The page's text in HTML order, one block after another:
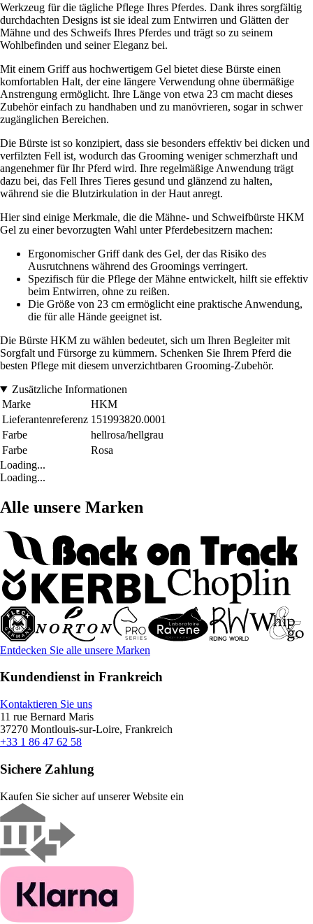
Werkzeug für die tägliche Pflege Ihres Pferdes. Dank ihres sorgfältig
durchdachten Designs ist sie ideal zum Entwirren und Glätten der
Mähne und des Schweifs Ihres Pferdes und trägt so zu seinem
Wohlbefinden und seiner Eleganz bei.
Mit einem Griff aus hochwertigem Gel bietet diese Bürste einen
komfortablen Halt, der eine längere Verwendung ohne übermäßige
Anstrengung ermöglicht. Ihre Länge von etwa 23 cm macht dieses
Zubehör einfach zu handhaben und zu manövrieren, sogar in schwer
zugänglichen Bereichen.
Die Bürste ist so konzipiert, dass sie besonders effektiv bei dicken und
verfilzten Fell ist, wodurch das Grooming weniger schmerzhaft und
angenehmer für Ihr Pferd wird. Ihre regelmäßige Anwendung trägt
dazu bei, das Fell Ihres Tieres gesund und glänzend zu halten,
während sie die Blutzirkulation in der Haut anregt.
Hier sind einige Merkmale, die die Mähne- und Schweifbürste HKM
Gel zu einer bevorzugten Wahl unter Pferdebesitzern machen:
Ergonomischer Griff dank des Gel, der das Risiko des
Ausrutchnens während des Groomings verringert.
Spezifisch für die Pflege der Mähne entwickelt, hilft sie effektiv
beim Entwirren, ohne zu reißen.
Die Größe von 23 cm ermöglicht eine praktische Anwendung,
die für alle Hände geeignet ist.
Die Bürste HKM zu wählen bedeutet, sich um Ihren Begleiter mit
Sorgfalt und Fürsorge zu kümmern. Schenken Sie Ihrem Pferd die
besten Pflege mit diesem unverzichtbaren Grooming-Zubehör.
Zusätzliche Informationen
Marke
HKM
Lieferantenreferenz 151993820.0001
Farbe
hellrosa/hellgrau
Farbe
Rosa
Loading...
Loading...
Alle unsere Marken
Entdecken Sie alle unsere Marken
Kundendienst in Frankreich
Kontaktieren Sie uns
11 rue Bernard Maris
37270 Montlouis-sur-Loire, Frankreich
+33 1 86 47 62 58
Sichere Zahlung
Kaufen Sie sicher auf unserer Website ein